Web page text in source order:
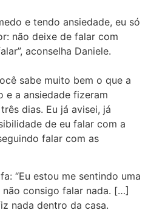
e tendo ansiedade, eu só
não deixe de falar com
aconselha Daniele.
sabe muito bem o que a
e a ansiedade fizeram
dias. Eu já avisei, já
de eu falar com a
falar com as
“Eu estou me sentindo uma
consigo falar nada. […]
nada dentro da casa.